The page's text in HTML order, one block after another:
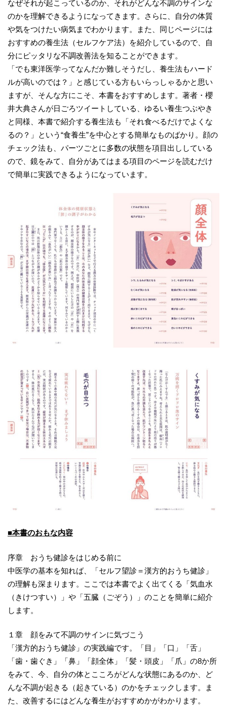
なぜそれが起こっているのか、それがどんな不調のサインな
のかを理解できるようになってきます。さらに、自分の体質
や気をつけたい病気までわかります。また、同じページには
おすすめの養生法（セルフケア法）を紹介しているので、自
分にピッタリな不調改善法を知ることができます。
「でも東洋医学ってなんだか難しそうだし、養生法もハード
ルが高いのでは？」と感じている方もいらっしゃるかと思い
ますが、そんな方にこそ、本書をおすすめします。著者・櫻
井大典さんが日ごろツイートしている、ゆるい養生つぶやき
と同様、本書で紹介する養生法も「それ食べるだけでよくな
るの？」という“食養生”を中心とする簡単なものばかり。顔の
チェック法も、パーツごとに多数の状態を項目出ししている
ので、鏡をみて、自分があてはまる項目のページを読むだけ
で簡単に実践できるようになっています。
■本書のおもな内容
序章 おうち健診をはじめる前に
中医学の基本を知れば、「セルフ望診＝漢方的おうち健診」
の理解も深まります。ここでは本書でよく出てくる「気血水
（きけつすい）」や「五臓（ごぞう）」のことを簡単に紹介
します。
１章 顔をみて不調のサインに気づこう
「漢方的おうち健診」の実践編です。「目」「口」「舌」
「歯・歯ぐき」「鼻」「顔全体」「髪・頭皮」「爪」の8か所
をみて、今、自分の体とこころがどんな状態にあるのか、ど
んな不調が起きる（起きている）のかをチェックします。ま
た、改善するにはどんな養生がおすすめかがわかります。